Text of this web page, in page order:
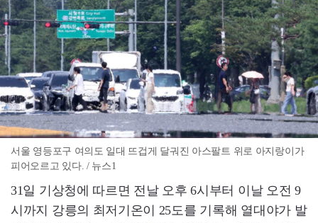
서울 영등포구 여의도 일대 뜨겁게 달궈진 아스팔트 위로 아지랑이가
피어오르고 있다. / 뉴스1
31일 기상청에 따르면 전날 오후 6시부터 이날 오전 9
시까지 강릉의 최저기온이 25도를 기록해 열대야가 발